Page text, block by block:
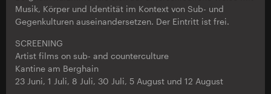
Musik, Körper und Identität im Kontext von Sub- und
Gegenkulturen auseinandersetzen. Der Eintritt ist frei.
SCREENING
Artist films on sub- and counterculture
Kantine am Berghain
23 Juni, 1 Juli, 8 Juli, 30 Juli, 5 August und 12 August